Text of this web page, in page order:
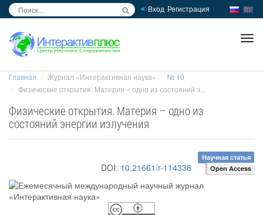
Вход Регистрация
Главная Журнал «Интерактивная наука»
№ 10
Физические открытия. Материя – одно из состояний э...
Физические открытия. Материя – одно из
состояний энергии излучения
Научная статья
DOI: 10.21661/r-114338 Open Access